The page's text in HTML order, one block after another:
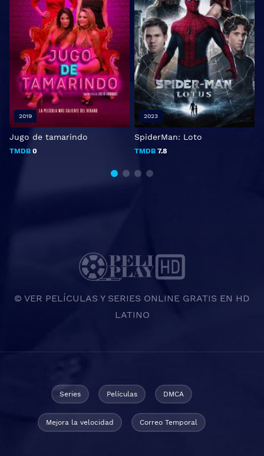
Jugo de tamarindo
TMDB 0
2019
SpiderMan: Loto
TMDB 7.8
2023
© VER PELÍCULAS Y SERIES ONLINE GRATIS EN HD
LATINO
Series Películas DMCA
Mejora la velocidad Correo Temporal